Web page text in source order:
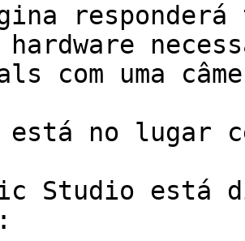
hardware
com uma
está no lugar
Studio está